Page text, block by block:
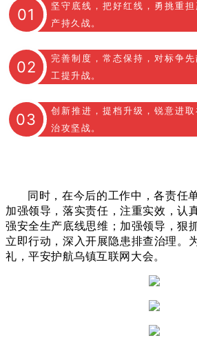
01
坚守底线，把好红线，勇挑重
产持久战。
02
完善制度，常态保持，对标争
工提升战。
03
创新推进，提档升级，锐意进
治攻坚战。
同时，在今后的工作中，各责任
加强领导，落实责任，注重实效，认
强安全生产底线思维 ； 加强领导，狠
立即行动，深入开展隐患排查治理。
礼，平安护航乌镇互联网大会。